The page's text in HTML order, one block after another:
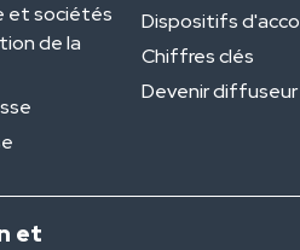
et sociétés
de la
Dispositifs
Chiffres clés
Devenir
et